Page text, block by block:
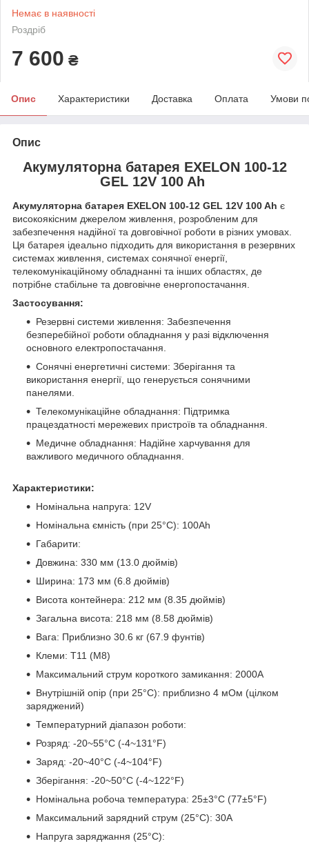
Немає в наявності
Роздріб
7 600 ₴
Опис Характеристики Доставка Оплата Умови
Опис
Акумуляторна батарея EXELON 100-12
GEL 12V 100 Ah
Акумуляторна батарея EXELON 100-12 GEL 12V 100 Ah є
високоякісним джерелом живлення, розробленим для
забезпечення надійної та довговічної роботи в різних умовах.
Ця батарея ідеально підходить для використання в резервних
системах живлення, системах сонячної енергії,
телекомунікаційному обладнанні та інших областях, де
потрібне стабільне та довговічне енергопостачання.
Застосування:
Резервні системи живлення: Забезпечення
безперебійної роботи обладнання у разі відключення
основного електропостачання.
Сонячні енергетичні системи: Зберігання та
використання енергії, що генерується сонячними
панелями.
Телекомунікаційне обладнання: Підтримка
працездатності мережевих пристроїв та обладнання.
Медичне обладнання: Надійне харчування для
важливого медичного обладнання.
Характеристики:
Номінальна напруга: 12V
Номінальна ємність (при 25°C): 100Ah
Габарити:
Довжина: 330 мм (13.0 дюймів)
Ширина: 173 мм (6.8 дюймів)
Висота контейнера: 212 мм (8.35 дюймів)
Загальна висота: 218 мм (8.58 дюймів)
Вага: Приблизно 30.6 кг (67.9 фунтів)
Клеми: Т11 (M8)
Максимальний струм короткого замикання: 2000A
Внутрішній опір (при 25°C): приблизно 4 мОм (цілком
заряджений)
Температурний діапазон роботи:
Розряд: -20~55°C (-4~131°F)
Заряд: -20~40°C (-4~104°F)
Зберігання: -20~50°C (-4~122°F)
Номінальна робоча температура: 25±3°C (77±5°F)
Максимальний зарядний струм (25°C): 30A
Напруга заряджання (25°C):